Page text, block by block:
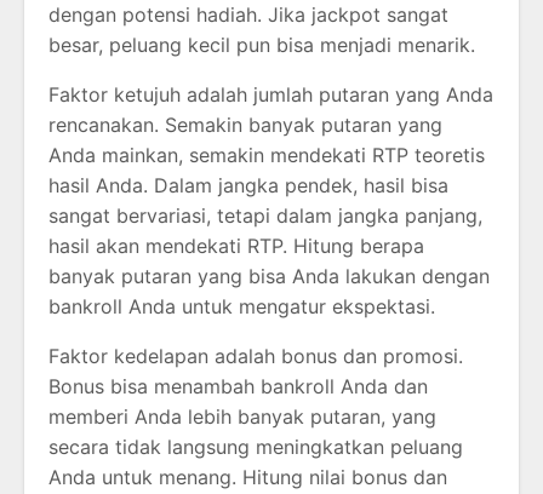
dengan potensi hadiah. Jika jackpot sangat
besar, peluang kecil pun bisa menjadi menarik.
Faktor ketujuh adalah jumlah putaran yang Anda
rencanakan. Semakin banyak putaran yang
Anda mainkan, semakin mendekati RTP teoretis
hasil Anda. Dalam jangka pendek, hasil bisa
sangat bervariasi, tetapi dalam jangka panjang,
hasil akan mendekati RTP. Hitung berapa
banyak putaran yang bisa Anda lakukan dengan
bankroll Anda untuk mengatur ekspektasi.
Faktor kedelapan adalah bonus dan promosi.
Bonus bisa menambah bankroll Anda dan
memberi Anda lebih banyak putaran, yang
secara tidak langsung meningkatkan peluang
Anda untuk menang. Hitung nilai bonus dan